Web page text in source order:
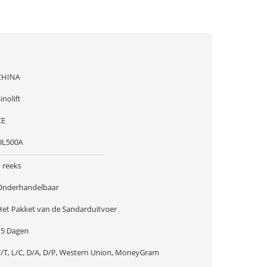
reeks
Pakket van de Sandarduitvoer
Dagen
T, L/C, D/A, D/P, Western Union, MoneyGram